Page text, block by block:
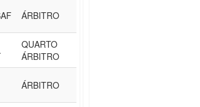
ÁRBITRO
QUARTO
ÁRBITRO
ÁRBITRO